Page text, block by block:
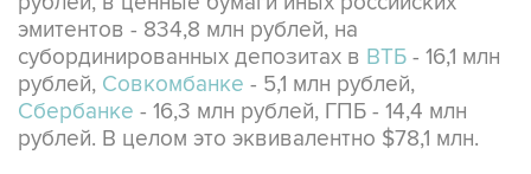
эмитентов - 834,8 млн рублей, на
субординированных депозитах в ВТБ - 16,1 млн
рублей, Совкомбанке - 5,1 млн рублей,
Сбербанке - 16,3 млн рублей, ГПБ - 14,4 млн
рублей. В целом это эквивалентно $78,1 млн.